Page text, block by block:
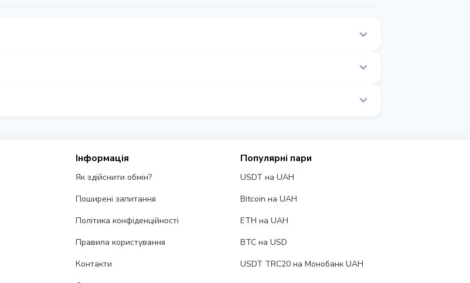
Інформація
Як здійснити обмін?
Поширені запитання
Політика конфіденційності
Правила користування
Контакти
Популярні пари
USDT на UAH
Bitcoin на UAH
ETH на UAH
BTC на USD
USDT TRC20 на Монобанк UAH